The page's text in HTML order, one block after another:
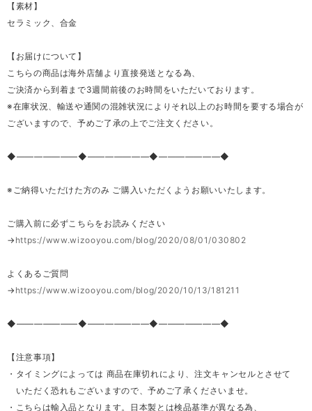
【素材】
セラミック、合金
【お届けについて】
こちらの商品は海外店舗より直接発送となる為、
ご決済から到着まで3週間前後のお時間をいただいております。
※在庫状況、輸送や通関の混雑状況によりそれ以上のお時間を要する場合が
ございますので、予めご了承の上でご注文ください。
◆―――――――◆―――――――◆―――――――◆
※ご納得いただけた方のみ ご購入いただくようお願いいたします。
ご購入前に必ずこちらをお読みください
→ https://www.wizooyou.com/blog/2020/08/01/030802
よくあるご質問
→ https://www.wizooyou.com/blog/2020/10/13/181211
◆―――――――◆―――――――◆―――――――◆
【注意事項】
・タイミングによっては 商品在庫切れにより、注文キャンセルとさせて
いただく恐れもございますので、予めご了承くださいませ。
・こちらは輸入品となります。日本製とは検品基準が異なる為、